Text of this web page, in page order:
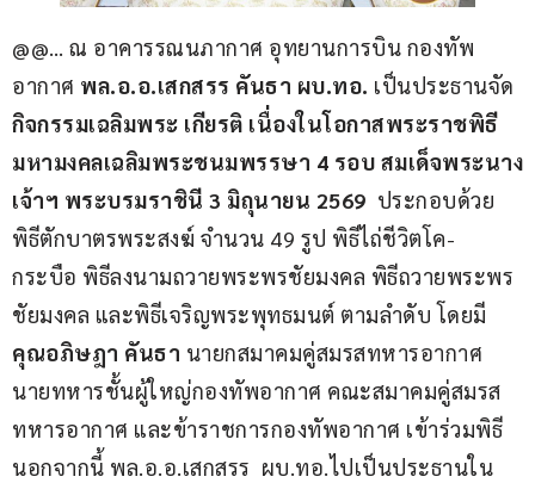
@@… ณ อาคารรณนภากาศ อุทยานการบิน กองทัพ
อากาศ พล.อ.อ.เสกสรร คันธา ผบ.ทอ. เป็นประธานจัด
กิจกรรมเฉลิมพระ เกียรติ เนื่องในโอกาสพระราชพิธี
มหามงคลเฉลิมพระชนมพรรษา 4 รอบ สมเด็จพระนาง
เจ้าฯ พระบรมราชินี 3 มิถุนายน 2569 ประกอบด้วย
พิธีตักบาตรพระสงฆ์ จำนวน 49 รูป พิธีไถ่ชีวิตโค-
กระบือ พิธีลงนามถวายพระพรชัยมงคล พิธีถวายพระพร
ชัยมงคล และพิธีเจริญพระพุทธมนต์ ตามลำดับ โดยมี
คุณอภิษฎา คันธา นายกสมาคมคู่สมรสทหารอากาศ
นายทหารชั้นผู้ใหญ่กองทัพอากาศ คณะสมาคมคู่สมรส
ทหารอากาศ และข้าราชการกองทัพอากาศ เข้าร่วมพิธี
นอกจากนี้ พล.อ.อ.เสกสรร  ผบ.ทอ.ไปเป็นประธานใน